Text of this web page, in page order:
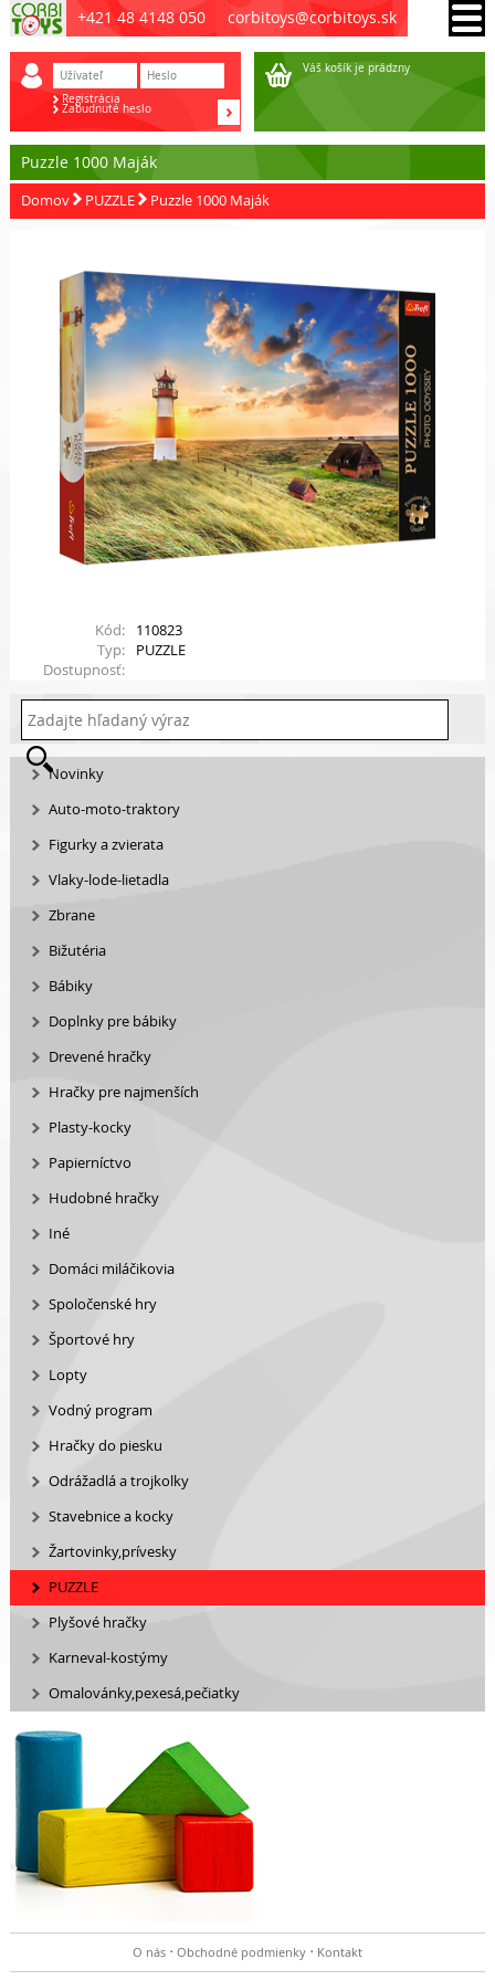
+421 48 4148 050 corbitoys@corbitoys.sk
Registrácia
Zabudnuté heslo
Váš košík je prádzny
Puzzle 1000 Maják
Domov PUZZLE Puzzle 1000 Maják
Kód:
110823
Typ:
PUZZLE
Dostupnosť:
Novinky
Auto-moto-traktory
Figurky a zvierata
Vlaky-lode-lietadla
Zbrane
Bižutéria
Bábiky
Doplnky pre bábiky
Drevené hračky
Hračky pre najmenších
Plasty-kocky
Papierníctvo
Hudobné hračky
Iné
Domáci miláčikovia
Spoločenské hry
Športové hry
Lopty
Vodný program
Hračky do piesku
Odrážadlá a trojkolky
Stavebnice a kocky
Žartovinky,prívesky
PUZZLE
Plyšové hračky
Karneval-kostýmy
Omalovánky,pexesá,pečiatky
O nás Obchodné podmienky Kontakt